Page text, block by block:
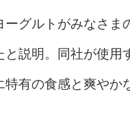
ーグルトがみなさま
と説明。同社が使用
特有の食感と爽やか